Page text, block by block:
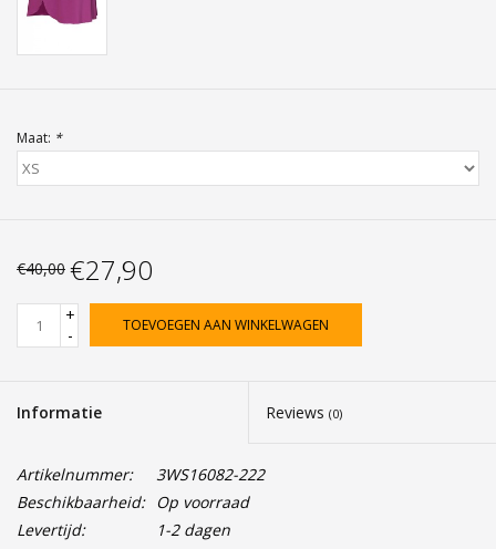
Maat: *
€40,00 €27,90
+
-
TOEVOEGEN AAN WINKELWAGEN
Informatie Reviews (0)
Artikelnummer:
3WS16082-222
Beschikbaarheid: Op voorraad
Levertijd:
1-2 dagen